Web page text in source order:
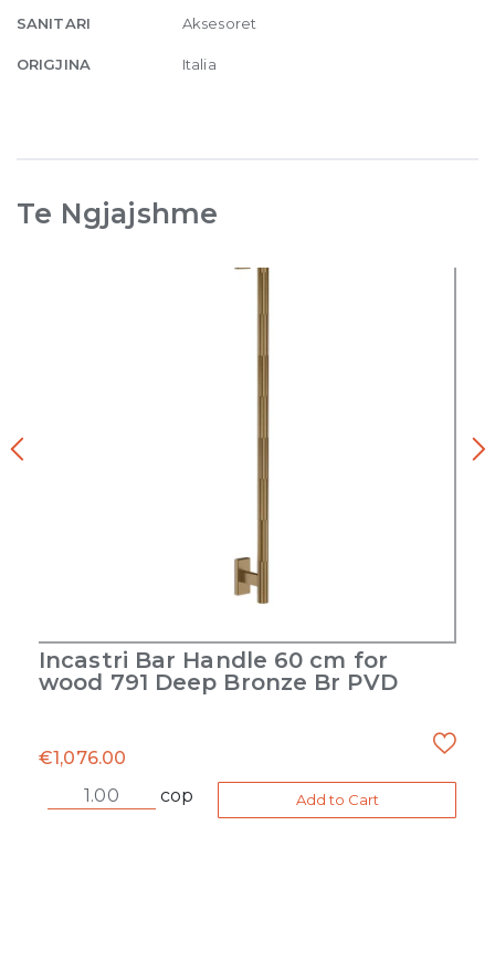
SANITARI Aksesoret
ORIGJINA Italia
Te Ngjajshme
Incastri Bar Handle 60 cm for
wood 791 Deep Bronze Br PVD
€1,076.00
cop
Add to Cart